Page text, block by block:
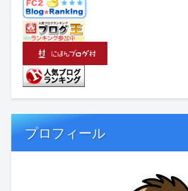
プロフィール